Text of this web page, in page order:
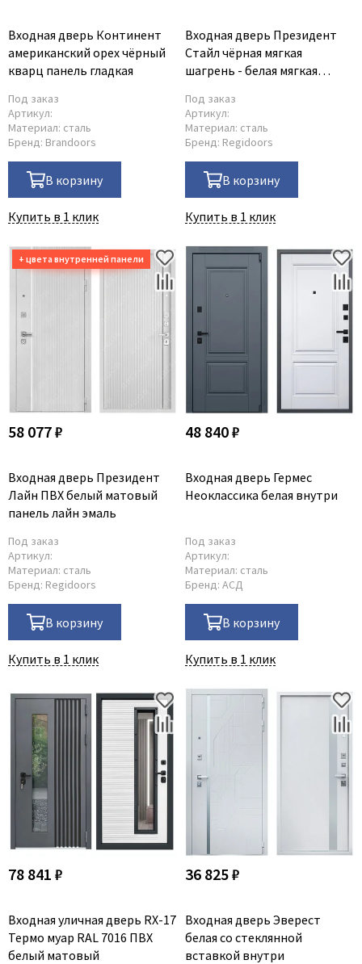
Входная дверь Континент
американский орех чёрный
кварц панель гладкая
Под заказ
Артикул:
Материал: сталь
Бренд: Brandoors
В корзину
Купить в 1 клик
Входная дверь Президент
Стайл чёрная мягкая
шагрень - белая мягкая
Под заказ
Артикул:
Материал: сталь
Бренд: Regidoors
В корзину
Купить в 1 клик
58 077 ₽
Входная дверь Президент
Лайн ПВХ белый матовый
панель лайн эмаль
Под заказ
Артикул:
Материал: сталь
Бренд: Regidoors
В корзину
Купить в 1 клик
48 840 ₽
Входная дверь Гермес
Неоклассика белая внутри
Под заказ
Артикул:
Материал: сталь
Бренд: АСД
В корзину
Купить в 1 клик
78 841 ₽
Входная уличная дверь RX-17
Термо муар RAL 7016 ПВХ
белый матовый
36 825 ₽
Входная дверь Эверест
белая со стеклянной
вставкой внутри